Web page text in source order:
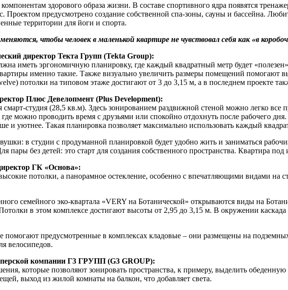
здорового образа жизни. В составе спортивного ядра появятся
Проектом предусмотрено создание собственной спа-зоны, сауны и бассейна.
территории для йоги и спорта.
чтобы человек в маленькой квартире не чувствовал себя как «в
директор Текта Групп (Tekta Group):
иметь эргономичную планировку, где каждый квадратный метр будет
именно такие. Также визуально увеличить размеры помещений помогают
потолки на типовом этаже достигают от 3 до 3,15 м, а в последнем проекте
Плюс Девелопмент (Plus Development):
студия (28,5 кв.м). Здесь зонированием раздвижной стеной можно легко все
можно проводить время с друзьями или спокойно отдохнуть после рабочего
и уютнее. Такая планировка позволяет максимально использовать каждый
в студии с продуманной планировкой будет удобно жить и заниматься
пары без детей: это старт для создания собственного пространства. Квартира
ГК «Основа»:
потолки, а панорамное остекление, особенно с впечатляющими видами на
семейного эко-квартала «VERY на Ботанической» открываются виды на
в этом комплексе достигают высоты от 2,95 до 3,15 м. В окружении
помогают предусмотренные в комплексах кладовые – они размещены на
велосипедов.
компании Г3 ГРУПП (G3 GROUP):
которые позволяют зонировать пространства, к примеру, выделить
выход из жилой комнаты на балкон, что добавляет света.